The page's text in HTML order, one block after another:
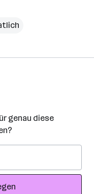
genau diese